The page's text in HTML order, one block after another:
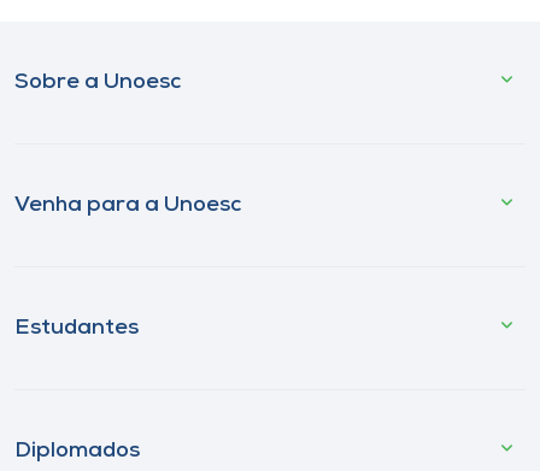
Sobre a Unoesc
Venha para a Unoesc
Estudantes
Diplomados